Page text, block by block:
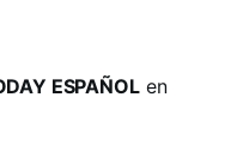
ESPAÑOLen